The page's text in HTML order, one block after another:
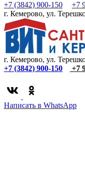
+7 (3842) 900-150
+7
г. Кемерово, ул.
г. Кемерово, ул.
+7 (3842) 900-150
+7
Написать в WhatsApp